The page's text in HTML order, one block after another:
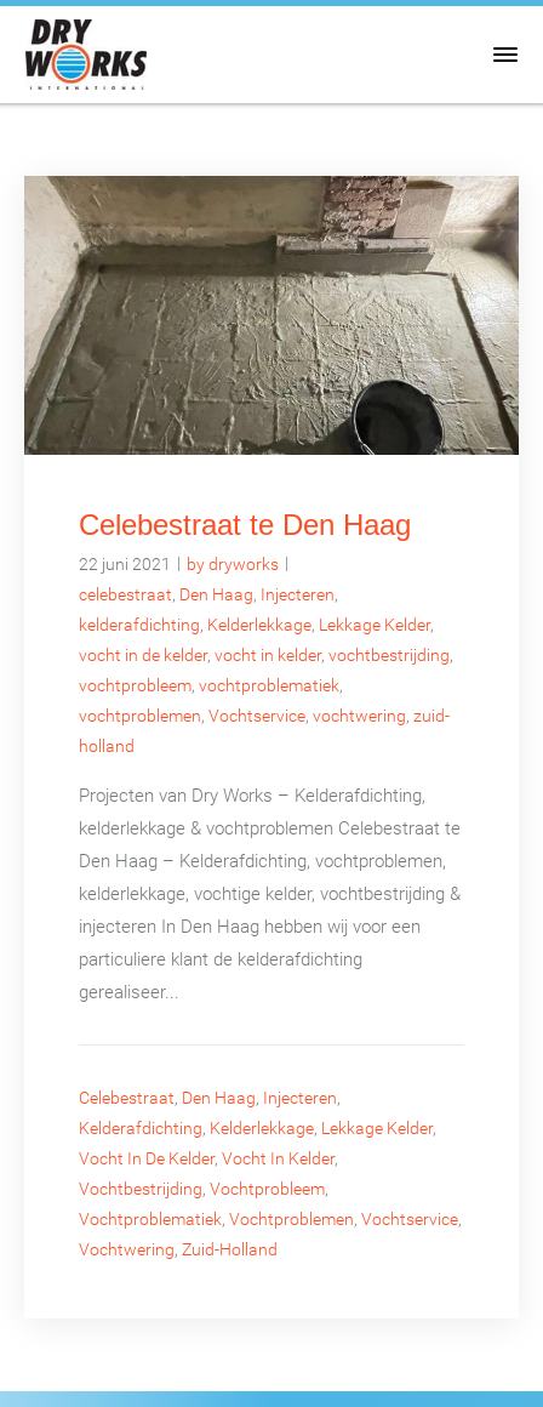
Celebestraat te Den Haag
22 juni 2021 | by dryworks |
celebestraat, Den Haag, Injecteren,
kelderafdichting, Kelderlekkage, Lekkage Kelder,
vocht in de kelder, vocht in kelder, vochtbestrijding,
vochtprobleem, vochtproblematiek,
vochtproblemen, Vochtservice, vochtwering, zuid-
holland
Projecten van Dry Works – Kelderafdichting,
kelderlekkage & vochtproblemen Celebestraat te
Den Haag – Kelderafdichting, vochtproblemen,
kelderlekkage, vochtige kelder, vochtbestrijding &
injecteren In Den Haag hebben wij voor een
particuliere klant de kelderafdichting
gerealiseer...
Celebestraat, Den Haag, Injecteren,
Kelderafdichting, Kelderlekkage, Lekkage Kelder,
Vocht In De Kelder, Vocht In Kelder,
Vochtbestrijding, Vochtprobleem,
Vochtproblematiek, Vochtproblemen, Vochtservice,
Vochtwering, Zuid-Holland